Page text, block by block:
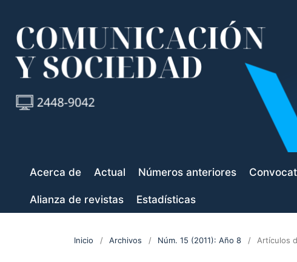
Acerca de Actual Números anteriores
Alianza de revistas Estadísticas
Inicio / Archivos / Núm. 15 (2011): Año 8 / Artículos